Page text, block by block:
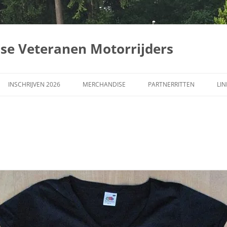
Veteranen Motorrijders
INSCHRIJVEN 2026 MERCHANDISE PARTNERRITTEN